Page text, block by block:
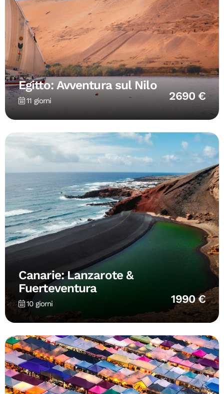
Egitto: Avventura sul Nilo
11 giorni 2690 €
Canarie: Lanzarote &
Fuerteventura
10 giorni 1990 €